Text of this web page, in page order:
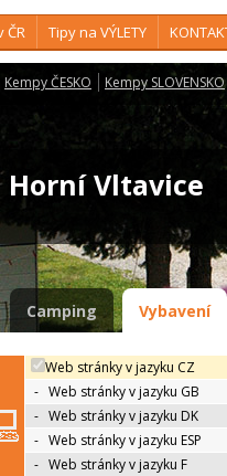
ČR Tipy na VÝLETY
Kempy ČESKO Kempy SLOVENSKO
Vltavice
Camping Vybavení
Web stránky v jazyku CZ
- Web stránky v jazyku GB
- Web stránky v jazyku DK
- Web stránky v jazyku ESP
- Web stránky v jazyku F